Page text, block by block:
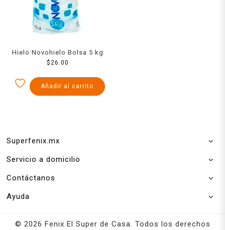
Hielo Novohielo Bolsa 5 kg
$ 26.00
Añadir al carrito
Superfenix.mx
Servicio a domicilio
Contáctanos
Ayuda
© 2026 Fenix El Super de Casa. Todos los derechos